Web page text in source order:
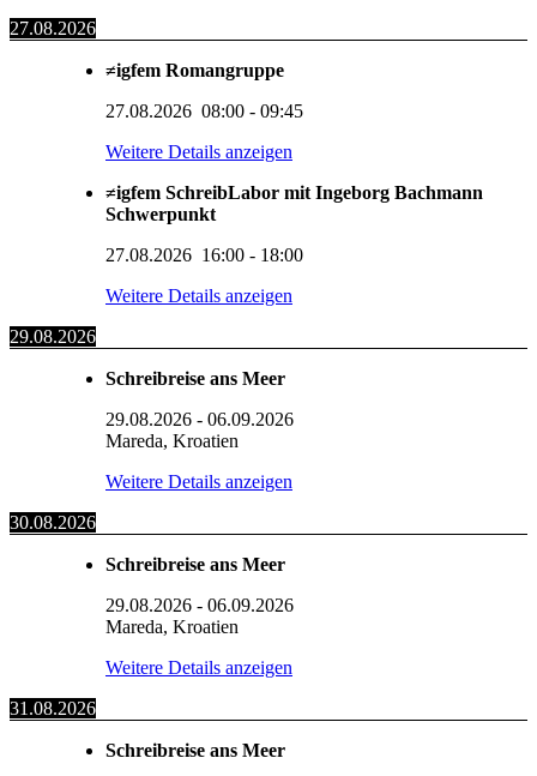
27.08.2026
≠igfem Romangruppe
27.08.2026 08:00 - 09:45
Weitere Details anzeigen
≠igfem SchreibLabor mit Ingeborg Bachmann
Schwerpunkt
27.08.2026 16:00 - 18:00
Weitere Details anzeigen
29.08.2026
Schreibreise ans Meer
29.08.2026 - 06.09.2026
Mareda, Kroatien
Weitere Details anzeigen
30.08.2026
Schreibreise ans Meer
29.08.2026 - 06.09.2026
Mareda, Kroatien
Weitere Details anzeigen
31.08.2026
Schreibreise ans Meer